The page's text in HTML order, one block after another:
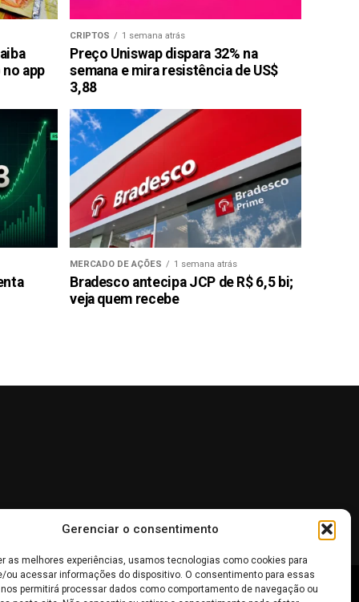
Gerenciar o consentimento
as melhores experiências, usamos tecnologias como cookies para
ou acessar informações do dispositivo. O consentimento para essas
permitirá processar dados como comportamento de navegação ou
app
CRIPTOS 1 semana atrás
Preço Uniswap dispara 32% na
semana e mira resistência de US$
3,88
MERCADO DE AÇÕES 1 semana atrás
Bradesco antecipa JCP de R$ 6,5 bi;
veja quem recebe